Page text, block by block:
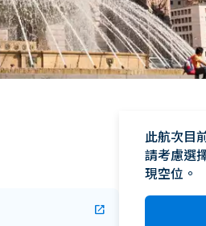
open_in_new
此航次目
請考慮選
現空位。